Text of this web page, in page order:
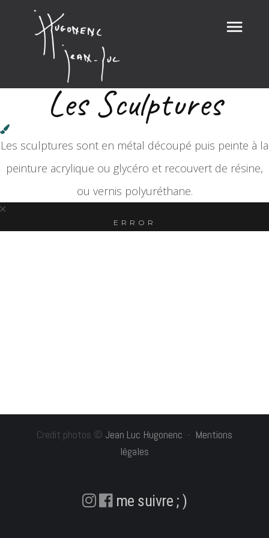
Les Sculptures
Les sculptures sont en métal découpé puis peinte à la
peinture acrylique ou glycéro et recouvert de résine,
ou vernis polyuréthane.
ERROR
Credit photos © Jean Luc Hugonenc - Mentions
légales
me suivre ; )